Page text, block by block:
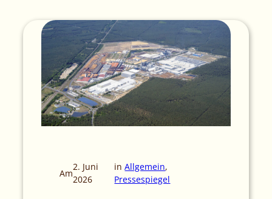
Am
2. Juni
2026
inAllgemein
Pressespiegel